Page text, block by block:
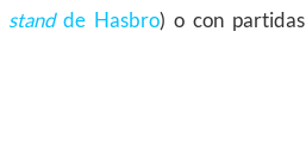
standde Hasbro) o con partidas